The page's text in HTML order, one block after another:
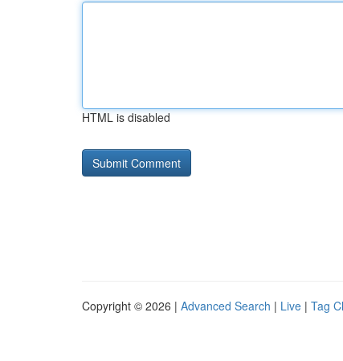
HTML is disabled
Copyright © 2026 | Advanced Search | Live | Tag